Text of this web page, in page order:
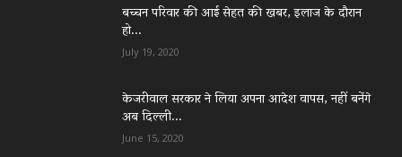
बच्चन परिवार की आई सेहत की खबर, इलाज के दौरान
हो...
July 19, 2020
केजरीवाल सरकार ने लिया अपना आदेश वापस, नहीं बनेंगे
अब दिल्ली...
June 15, 2020